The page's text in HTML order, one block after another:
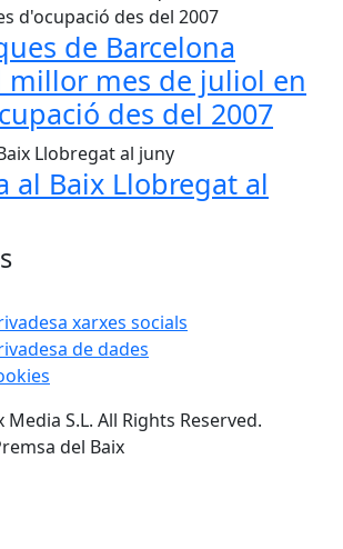
de Barcelona
millor mes de juliol en
des del 2007
al Baix Llobregat al
xarxes socials
de dades
S.L. All Rights Reserved.
del Baix